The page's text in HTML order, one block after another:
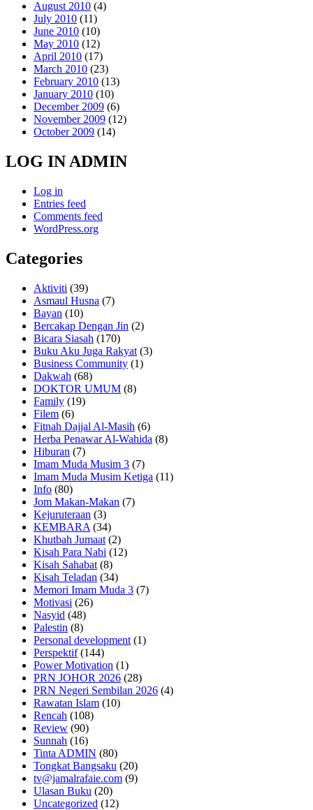
August 2010 (4)
July 2010 (11)
June 2010 (10)
May 2010 (12)
April 2010 (17)
March 2010 (23)
February 2010 (13)
January 2010 (10)
December 2009 (6)
November 2009 (12)
October 2009 (14)
LOG IN ADMIN
Log in
Entries feed
Comments feed
WordPress.org
Categories
Aktiviti (39)
Asmaul Husna (7)
Bayan (10)
Bercakap Dengan Jin (2)
Bicara Siasah (170)
Buku Aku Juga Rakyat (3)
Business Community (1)
Dakwah (68)
DOKTOR UMUM (8)
Family (19)
Filem (6)
Fitnah Dajjal Al-Masih (6)
Herba Penawar Al-Wahida (8)
Hiburan (7)
Imam Muda Musim 3 (7)
Imam Muda Musim Ketiga (11)
Info (80)
Jom Makan-Makan (7)
Kejuruteraan (3)
KEMBARA (34)
Khutbah Jumaat (2)
Kisah Para Nabi (12)
Kisah Sahabat (8)
Kisah Teladan (34)
Memori Imam Muda 3 (7)
Motivasi (26)
Nasyid (48)
Palestin (8)
Personal development (1)
Perspektif(144)
Power Motivation (1)
PRN JOHOR 2026 (28)
PRN Negeri Sembilan 2026 (4)
Rawatan Islam (10)
Rencah (108)
Review (90)
Sunnah (16)
Tinta ADMIN (80)
Tongkat Bangsaku (20)
tv@jamalrafaie.com (9)
Ulasan Buku (20)
Uncategorized (12)